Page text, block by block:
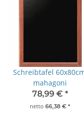
Schreibtafel
mahagoni
78,99 € *
netto 66,38 € *